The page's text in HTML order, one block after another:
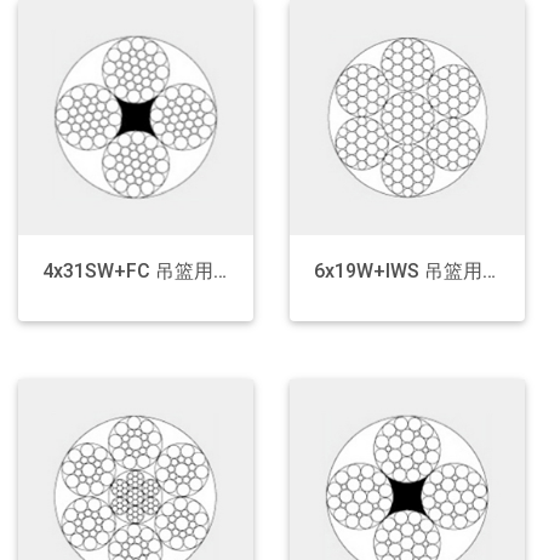
4x31SW+FC 吊篮用钢丝绳 6x19W+IWS 吊篮用钢丝绳